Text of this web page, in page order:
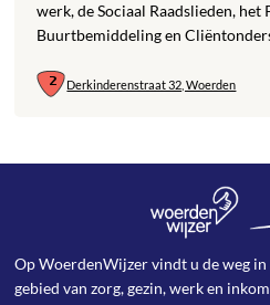
werk, de Sociaal Raadslieden, het
Buurtbemiddeling en
Derkinderenstraat 32, Woerden
Op WoerdenWijzer vindt u de weg
gebied van zorg, gezin, werk en